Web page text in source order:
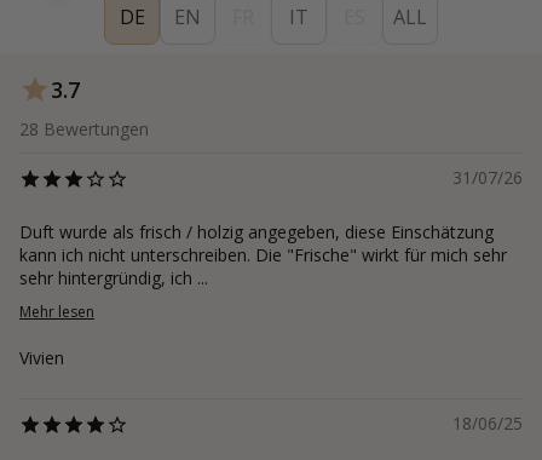
DE EN IT ALL
3.7
28 Bewertungen
31/07/26
Duft wurde als frisch / holzig angegeben, diese Einschätzung
kann ich nicht unterschreiben. Die "Frische" wirkt für mich sehr
sehr hintergründig, ich ...
Mehr lesen
Vivien
18/06/25